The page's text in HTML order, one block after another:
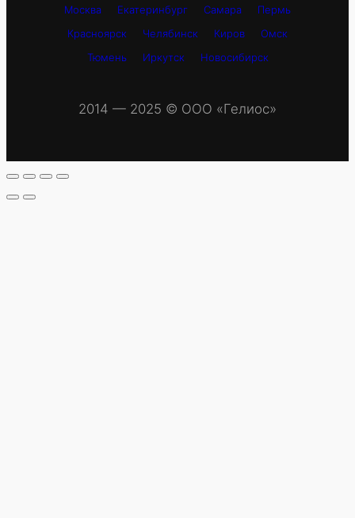
Москва Екатеринбург Самара
Пермь
Красноярск
Челябинск Киров
Омск
Тюмень
Иркутск Новосибирск
2014 — 2025 © OOO «Гелиос»